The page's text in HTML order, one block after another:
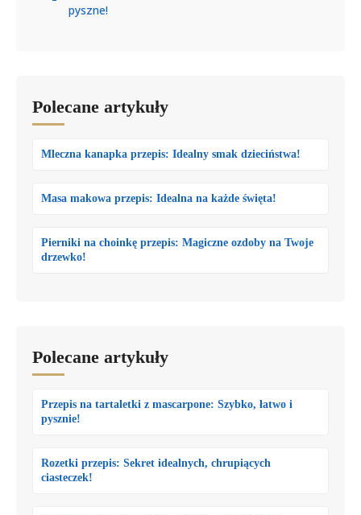
pyszne!
Polecane artykuły
Mleczna kanapka przepis: Idealny smak dzieciństwa!
Masa makowa przepis: Idealna na każde święta!
Pierniki na choinkę przepis: Magiczne ozdoby na Twoje
drzewko!
Polecane artykuły
Przepis na tartaletki z mascarpone: Szybko, łatwo i
pysznie!
Rozetki przepis: Sekret idealnych, chrupiących
ciasteczek!